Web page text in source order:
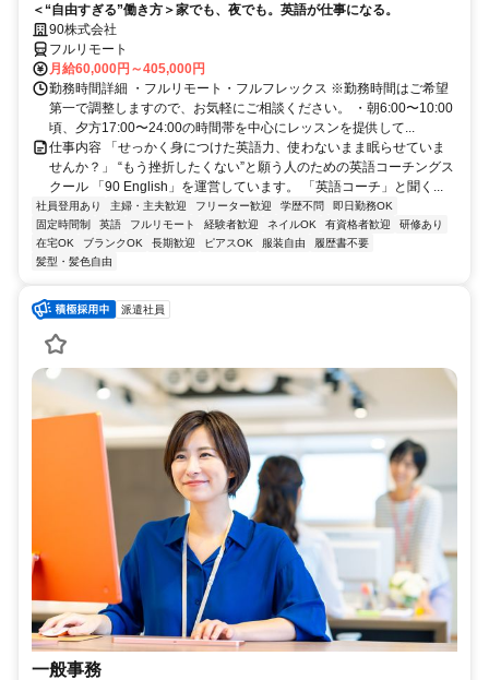
＜“自由すぎる”働き方＞家でも、夜でも。英語が仕事になる。
90株式会社
フルリモート
月給60,000円～405,000円
勤務時間詳細 ・フルリモート・フルフレックス ※勤務時間はご希望
第一で調整しますので、お気軽にご相談ください。 ・朝6:00〜10:00
頃、夕方17:00〜24:00の時間帯を中心にレッスンを提供して...
仕事内容 「せっかく身につけた英語力、使わないまま眠らせていま
せんか？」 “もう挫折したくない”と願う人のための英語コーチングス
クール 「90 English」を運営しています。 「英語コーチ」と聞く...
社員登用あり 主婦・主夫歓迎 フリーター歓迎 学歴不問
即日勤務OK
固定時間制
英語 フルリモート 経験者歓迎 ネイルOK 有資格者歓迎
研修あり
在宅OK
ブランクOK 長期歓迎 ピアスOK 服装自由
履歴書不要
髪型・髪色自由
派遣社員
一般事務